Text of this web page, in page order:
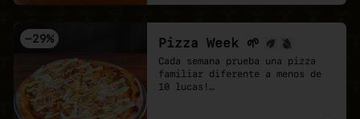
de salsa barbecue sobre base de
-29% Pizza Week 🌱
Cada semana prueba una pizza
familiar diferente a menos de
10 lucas!